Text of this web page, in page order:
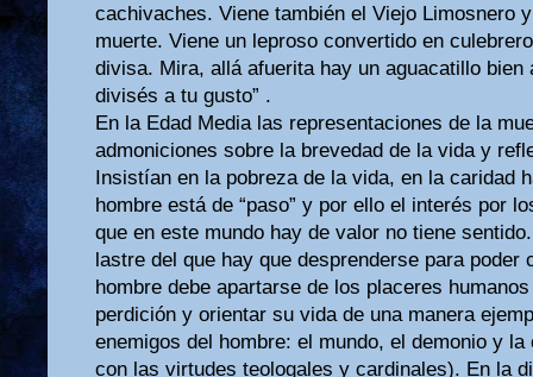
cachivaches. Viene también el Viejo Limosnero
muerte. Viene un leproso convertido en culebrero
divisa. Mira, allá afuerita hay un aguacatillo bien
divisés a tu gusto” .
En la Edad Media las representaciones de la
admoniciones sobre la brevedad de la vida y
Insistían en la pobreza de la vida, en la caridad
hombre está de “paso” y por ello el interés por
que en este mundo hay de valor no tiene
lastre del que hay que desprenderse para poder
hombre debe apartarse de los placeres
perdición y orientar su vida de una manera
enemigos del hombre: el mundo, el demonio y
con las virtudes teologales y cardinales). En la